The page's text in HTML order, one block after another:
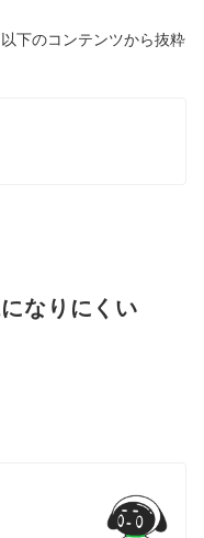
下のコンテンツから抜粋
なりにくい